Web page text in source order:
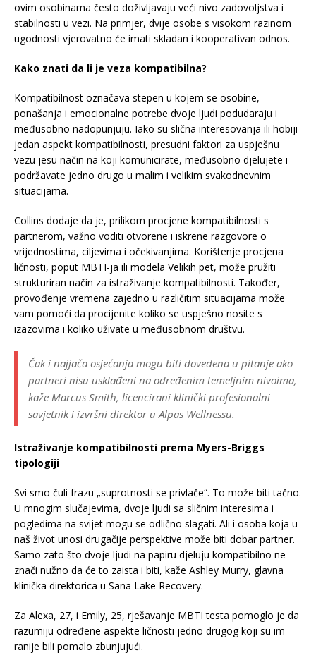
ovim osobinama često doživljavaju veći nivo zadovoljstva i
stabilnosti u vezi. Na primjer, dvije osobe s visokom razinom
ugodnosti vjerovatno će imati skladan i kooperativan odnos.
Kako znati da li je veza kompatibilna?
Kompatibilnost označava stepen u kojem se osobine,
ponašanja i emocionalne potrebe dvoje ljudi podudaraju i
međusobno nadopunjuju. Iako su slična interesovanja ili hobiji
jedan aspekt kompatibilnosti, presudni faktori za uspješnu
vezu jesu način na koji komunicirate, međusobno djelujete i
podržavate jedno drugo u malim i velikim svakodnevnim
situacijama.
Collins dodaje da je, prilikom procjene kompatibilnosti s
partnerom, važno voditi otvorene i iskrene razgovore o
vrijednostima, ciljevima i očekivanjima. Korištenje procjena
ličnosti, poput MBTI-ja ili modela Velikih pet, može pružiti
strukturiran način za istraživanje kompatibilnosti. Također,
provođenje vremena zajedno u različitim situacijama može
vam pomoći da procijenite koliko se uspješno nosite s
izazovima i koliko uživate u međusobnom društvu.
Čak i najjača osjećanja mogu biti dovedena u pitanje ako
partneri nisu usklađeni na određenim temeljnim nivoima,
kaže Marcus Smith, licencirani klinički profesionalni
savjetnik i izvršni direktor u Alpas Wellnessu.
Istraživanje kompatibilnosti prema Myers-Briggs
tipologiji
Svi smo čuli frazu „suprotnosti se privlače“. To može biti tačno.
U mnogim slučajevima, dvoje ljudi sa sličnim interesima i
pogledima na svijet mogu se odlično slagati. Ali i osoba koja u
naš život unosi drugačije perspektive može biti dobar partner.
Samo zato što dvoje ljudi na papiru djeluju kompatibilno ne
znači nužno da će to zaista i biti, kaže Ashley Murry, glavna
klinička direktorica u Sana Lake Recovery.
Za Alexa, 27, i Emily, 25, rješavanje MBTI testa pomoglo je da
razumiju određene aspekte ličnosti jedno drugog koji su im
ranije bili pomalo zbunjujući.